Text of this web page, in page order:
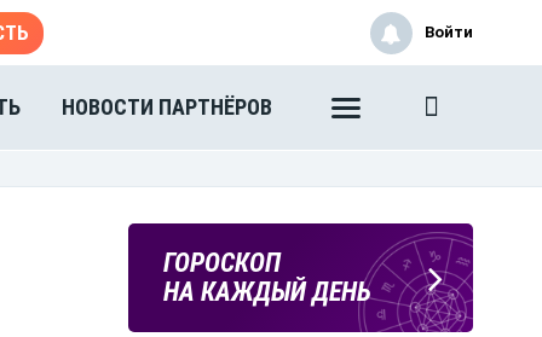
НОВОСТИ ПАРТНЁРОВ
Войти
ПОГОДА
В ТАМБОВЕ
ГОРОСКОП
НА КАЖДЫЙ ДЕНЬ